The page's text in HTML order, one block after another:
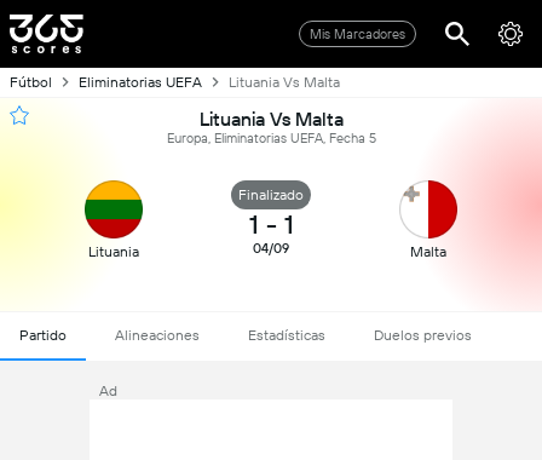
Mis Marcadores
Fútbol Eliminatorias UEFA Lituania Vs Malta
Lituania Vs Malta
Europa, Eliminatorias UEFA, Fecha 5
Lituania
Finalizado
1 - 1
04/09 Malta
Partido Alineaciones Estadísticas Duelos previos
Ad